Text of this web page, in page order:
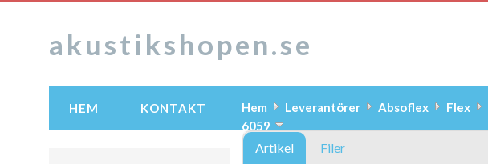
akustikshopen.se
HEM KONTAKT Hem Leverantörer Absoflex Flex
6059
Artikel Filer